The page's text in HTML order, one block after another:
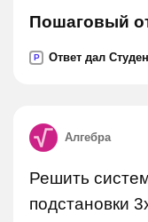
Пошаговый
P Ответ дал
Алгебра
Решить
подстановки